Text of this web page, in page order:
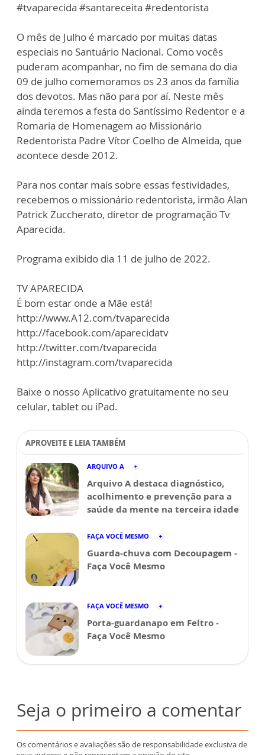
#tvaparecida #santareceita #redentorista
O mês de Julho é marcado por muitas datas
especiais no Santuário Nacional. Como vocês
puderam acompanhar, no fim de semana do dia
09 de julho comemoramos os 23 anos da família
dos devotos. Mas não para por aí. Neste mês
ainda teremos a festa do Santíssimo Redentor e a
Romaria de Homenagem ao Missionário
Redentorista Padre Vítor Coelho de Almeida, que
acontece desde 2012.
Para nos contar mais sobre essas festividades,
recebemos o missionário redentorista, irmão Alan
Patrick Zuccherato, diretor de programação Tv
Aparecida.
Programa exibido dia 11 de julho de 2022.
TV APARECIDA
É bom estar onde a Mãe está!
http://www.A12.com/tvaparecida
http://facebook.com/aparecidatv
http://twitter.com/tvaparecida
http://instagram.com/tvaparecida
Baixe o nosso Aplicativo gratuitamente no seu
celular, tablet ou iPad.
APROVEITE E LEIA TAMBÉM
ARQUIVO A
Arquivo A destaca diagnóstico,
acolhimento e prevenção para a
saúde da mente na terceira idade
FAÇA VOCÊ MESMO
Guarda-chuva com Decoupagem -
Faça Você Mesmo
FAÇA VOCÊ MESMO
Porta-guardanapo em Feltro -
Faça Você Mesmo
Seja o primeiro a comentar
Os comentários e avaliações são de responsabilidade exclusiva de